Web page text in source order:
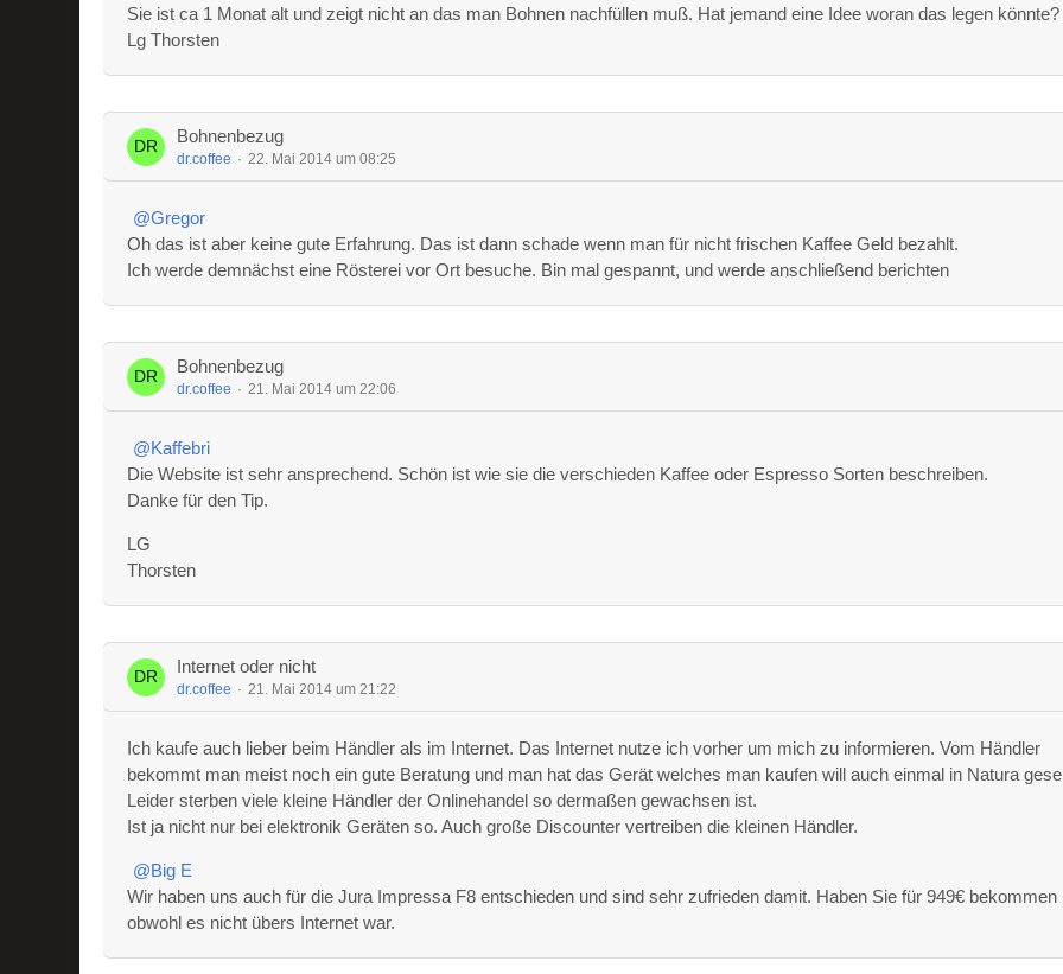
Sie ist ca 1 Monat alt und zeigt nicht an das man Bohnen nachfüllen muß. Hat jemand eine Idee woran das legen könnte?
Lg Thorsten
Bohnenbezug
dr.coffee 22. Mai 2014 um 08:25
Gregor
Oh das ist aber keine gute Erfahrung. Das ist dann schade wenn man für nicht frischen Kaffee Geld bezahlt.
Ich werde demnächst eine Rösterei vor Ort besuche. Bin mal gespannt, und werde anschließend berichten
Bohnenbezug
dr.coffee 21. Mai 2014 um 22:06
Kaffebri
Die Website ist sehr ansprechend. Schön ist wie sie die verschieden Kaffee oder Espresso Sorten beschreiben.
Danke für den Tip.
LG
Thorsten
Internet oder nicht
dr.coffee 21. Mai 2014 um 21:22
Ich kaufe auch lieber beim Händler als im Internet. Das Internet nutze ich vorher um mich zu informieren. Vom Händler
bekommt man meist noch ein gute Beratung und man hat das Gerät welches man kaufen will auch einmal in Natura
Leider sterben viele kleine Händler der Onlinehandel so dermaßen gewachsen ist.
Ist ja nicht nur bei elektronik Geräten so. Auch große Discounter vertreiben die kleinen Händler.
Big E
Wir haben uns auch für die Jura Impressa F8 entschieden und sind sehr zufrieden damit. Haben Sie für 949€ bekommen
obwohl es nicht übers Internet war.